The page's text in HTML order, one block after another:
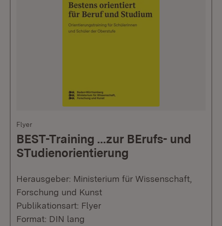
Flyer
BEST-Training ...zur BErufs- und
STudienorientierung
Herausgeber: Ministerium für Wissenschaft,
Forschung und Kunst
Publikationsart: Flyer
Format: DIN lang